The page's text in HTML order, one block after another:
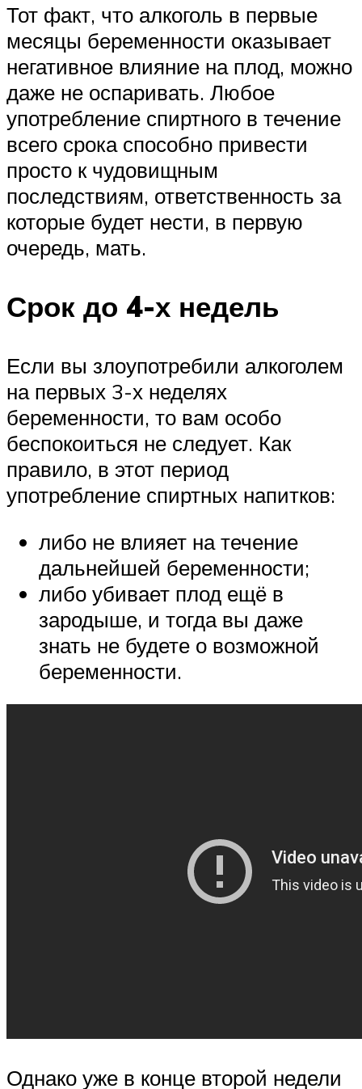
Тот факт, что алкоголь в первые
месяцы беременности оказывает
негативное влияние на плод, можно
даже не оспаривать. Любое
употребление спиртного в течение
всего срока способно привести
просто к чудовищным
последствиям, ответственность за
которые будет нести, в первую
очередь, мать.
Срок до 4-х недель
Если вы злоупотребили алкоголем
на первых 3-х неделях
беременности, то вам особо
беспокоиться не следует. Как
правило, в этот период
употребление спиртных напитков:
либо не влияет на течение
дальнейшей беременности;
либо убивает плод ещё в
зародыше, и тогда вы даже
знать не будете о возможной
беременности.
Однако уже в конце второй недели